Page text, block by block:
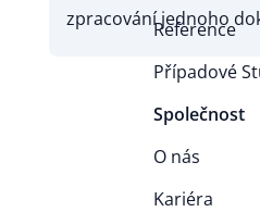
Reference
Případové
Společnost
O nás
Kariéra
zpracování jednoho